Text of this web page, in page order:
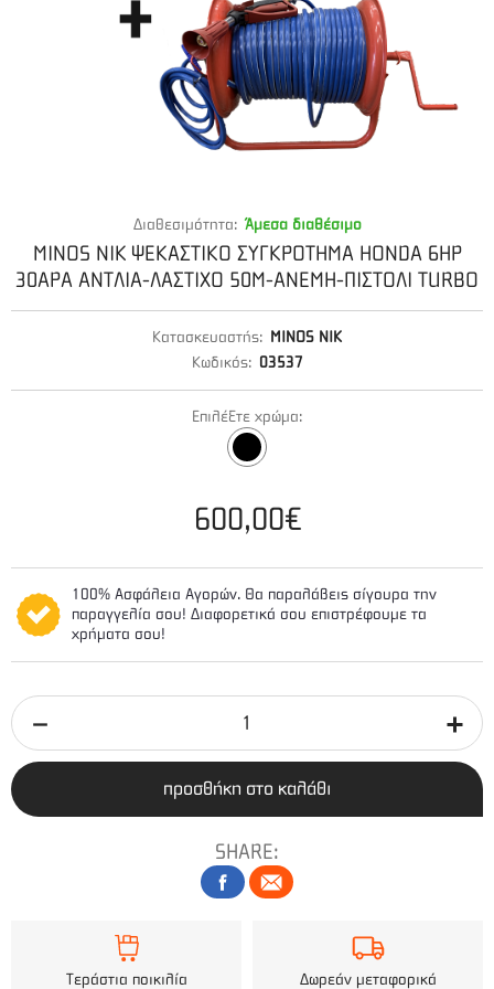
Διαθεσιμότητα: Άμεσα διαθέσιμο
MINOS NIK ΨΕΚΑΣΤΙΚΟ ΣΥΓΚΡΟΤΗΜΑ HONDA 6HP
30ΑΡΑ ΑΝΤΛΙΑ-ΛΑΣΤΙΧΟ 50M-ΑΝΕΜΗ-ΠΙΣΤΟΛΙ TURBO
Κατασκευαστής: MINOS NIK
Κωδικός: 03537
Επιλέξτε χρώμα:
600,00€
100% Ασφάλεια Αγορών. Θα παραλάβεις σίγουρα την
παραγγελία σου! Διαφορετικά σου επιστρέφουμε τα
χρήματα σου!
προσθήκη στο καλάθι
SHARE:
Τεράστια ποικιλία
Δωρεάν μεταφορικά